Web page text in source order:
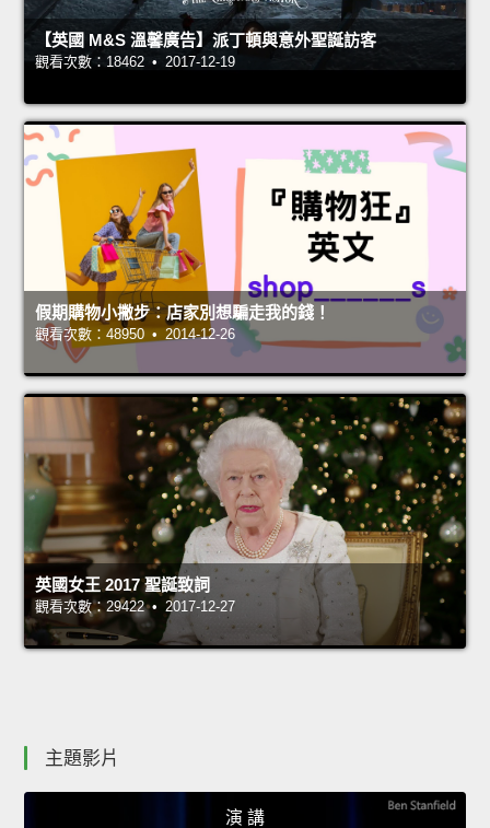
【英國 M&S 溫馨廣告】派丁頓與意外聖誕訪客
觀看次數：18462 • 2017-12-19
假期購物小撇步：店家別想騙走我的錢！
觀看次數：48950 • 2014-12-26
英國女王 2017 聖誕致詞
觀看次數：29422 • 2017-12-27
主題影片
演 講